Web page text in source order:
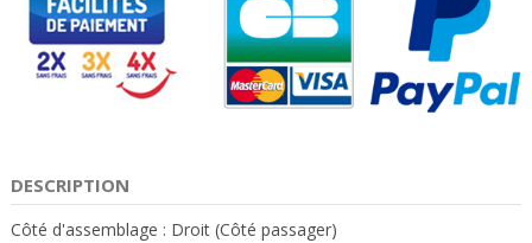
DESCRIPTION
Côté d'assemblage : Droit (Côté passager)